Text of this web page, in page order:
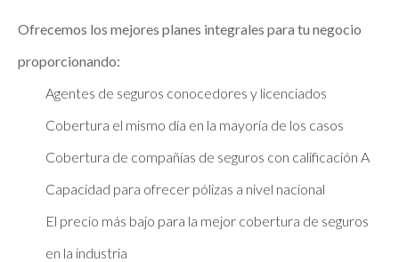
Ofrecemos los mejores planes integrales para tu negocio
proporcionando:
Agentes de seguros conocedores y licenciados
Cobertura el mismo día en la mayoría de los casos
Cobertura de compañías de seguros con calificación A
Capacidad para ofrecer pólizas a nivel nacional
El precio más bajo para la mejor cobertura de seguros
en la industria